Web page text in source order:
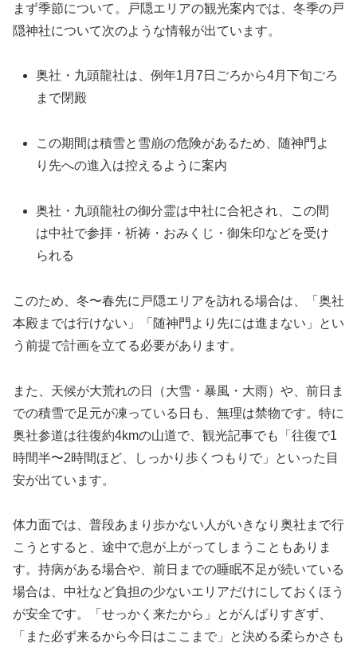
まず季節について。戸隠エリアの観光案内では、冬季の戸
隠神社について次のような情報が出ています。
奥社・九頭龍社は、例年1月7日ごろから4月下旬ごろ
まで閉殿
この期間は積雪と雪崩の危険があるため、随神門よ
り先への進入は控えるように案内
奥社・九頭龍社の御分霊は中社に合祀され、この間
は中社で参拝・祈祷・おみくじ・御朱印などを受け
られる
このため、冬〜春先に戸隠エリアを訪れる場合は、「奥社
本殿までは行けない」「随神門より先には進まない」とい
う前提で計画を立てる必要があります。
また、天候が大荒れの日（大雪・暴風・大雨）や、前日ま
での積雪で足元が凍っている日も、無理は禁物です。特に
奥社参道は往復約4kmの山道で、観光記事でも「往復で1
時間半〜2時間ほど、しっかり歩くつもりで」といった目
安が出ています。
体力面では、普段あまり歩かない人がいきなり奥社まで行
こうとすると、途中で息が上がってしまうこともありま
す。持病がある場合や、前日までの睡眠不足が続いている
場合は、中社など負担の少ないエリアだけにしておくほう
が安全です。「せっかく来たから」とがんばりすぎず、
「また必ず来るから今日はここまで」と決める柔らかさも